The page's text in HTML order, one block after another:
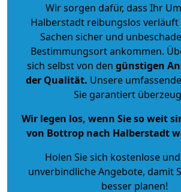
Wir sorgen dafür, dass Ihr
Halberstadt reibungslos
Sachen sicher und
Bestimmungsort ankommen.
sich selbst von den günstigen
der Qualität. Unsere
Sie garantiert
Wir legen los, wenn Sie so weit
von Bottrop nach Halberstadt
Holen Sie sich kostenlose
unverbindliche Angebote, damit
besser planen!